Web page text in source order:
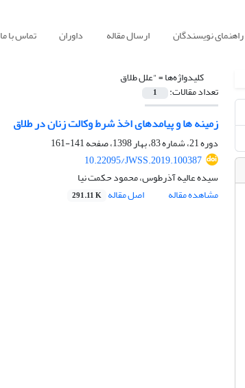
راهنمای نویسندگان ارسال مقاله داوران تماس با ما
کلیدواژه‌ها ="علل طلاق
تعداد مقالات: 1
زمینه ها و پیامدهای اخذ شرط وکالت زنان در طلاق
دوره 21، شماره 83، بهار 1398، صفحه
141-161
10.22095/JWSS.2019.100387
سیده عالیه آذرطوس، محمود حکمت نیا
مشاهده مقاله
اصل مقاله 291.11 K